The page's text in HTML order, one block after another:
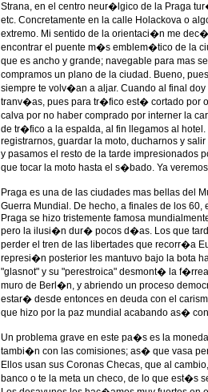
Strana, en el centro neur�lgico de la Praga
etc. Concretamente en la calle Holackova o
extremo. Mi sentido de la orientaci�n me
encontrar el puente m�s emblem�tico de la
que es ancho y grande; navegable para mas
compramos un plano de la ciudad. Bueno,
siempre te volv�an a aljar. Cuando al final
tranv�as, pues para tr�fico est� cortado por
calva por no haber comprado por interner la
de tr�fico a la espalda, al fin llegamos al
registrarnos, guardar la moto, ducharnos y
y pasamos el resto de la tarde impresionados
que tocar la moto hasta el s�bado. Ya
Praga es una de las ciudades mas bellas del
Guerra Mundial. De hecho, a finales de los
Praga se hizo tristemente famosa
pero la ilusi�n dur� pocos d�as. Los que
perder el tren de las libertades que recorr�a
represi�n posterior les mantuvo bajo la bota
"glasnot" y su "perestroica" desmont� la
muro de Berl�n, y abriendo un proceso
estar� desde entonces en deuda con el
que hizo por la paz mundial acabando as�
Un problema grave en este pa�s es la
tambi�n con las comisiones; as� que vasa
Ellos usan sus Coronas Checas, que al
banco o te la meta un checo, de lo que est�s